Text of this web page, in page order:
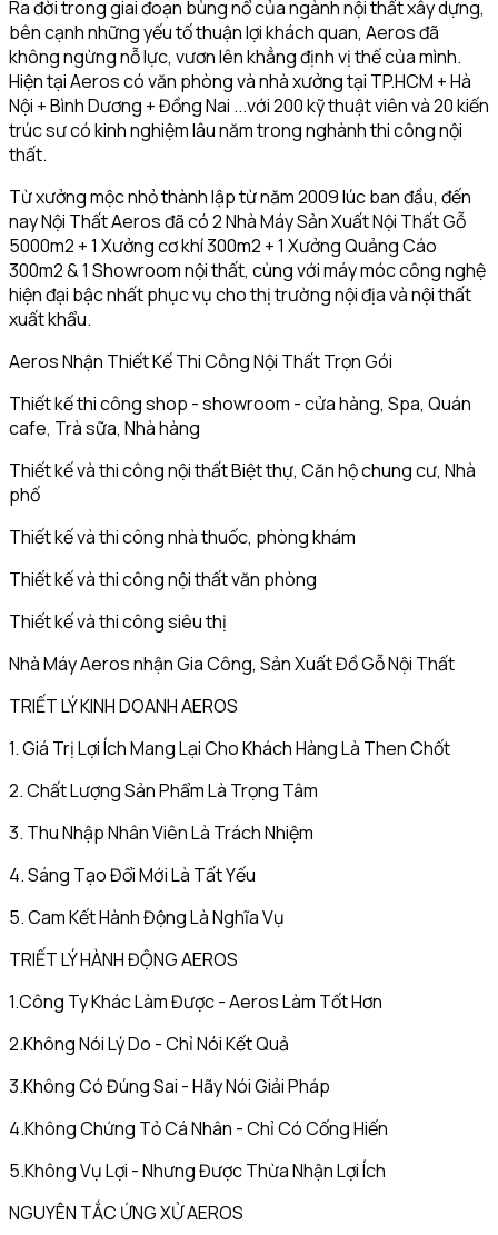
Ra đời trong giai đoạn bùng nổ của ngành nội thất xây dựng,
bên cạnh những yếu tố thuận lợi khách quan, Aeros đã
không ngừng nỗ lực, vươn lên khẳng định vị thế của mình.
Hiện tại Aeros có văn phòng và nhà xưởng tại TP.HCM + Hà
Nội + Bình Dương + Đồng Nai ...với 200 kỹ thuật viên và 20 kiến
trúc sư có kinh nghiệm lâu năm trong nghành thi công nội
thất.
Từ xưởng mộc nhỏ thành lập từ năm 2009 lúc ban đầu, đến
nay Nội Thất Aeros đã có 2 Nhà Máy Sản Xuất Nội Thất Gỗ
5000m2 + 1 Xưởng cơ khí 300m2 + 1 Xưởng Quảng Cáo
300m2 & 1 Showroom nội thất, cùng với máy móc công nghệ
hiện đại bậc nhất phục vụ cho thị trường nội địa và nội thất
xuất khẩu.
Aeros Nhận Thiết Kế Thi Công Nội Thất Trọn Gói
Thiết kế thi công shop - showroom - cửa hàng, Spa, Quán
cafe, Trà sữa, Nhà hàng
Thiết kế và thi công nội thất Biệt thự, Căn hộ chung cư, Nhà
phố
Thiết kế và thi công nhà thuốc, phòng khám
Thiết kế và thi công nội thất văn phòng
Thiết kế và thi công siêu thị
Nhà Máy Aeros nhận Gia Công, Sản Xuất Đồ Gỗ Nội Thất
TRIẾT LÝ KINH DOANH AEROS
1. Giá Trị Lợi Ích Mang Lại Cho Khách Hàng Là Then Chốt
2. Chất Lượng Sản Phẩm Là Trọng Tâm
3. Thu Nhập Nhân Viên Là Trách Nhiệm
4. Sáng Tạo Đổi Mới Là Tất Yếu
5. Cam Kết Hành Động Là Nghĩa Vụ
TRIẾT LÝ HÀNH ĐỘNG AEROS
1.Công Ty Khác Làm Được - Aeros Làm Tốt Hơn
2.Không Nói Lý Do - Chỉ Nói Kết Quả
3.Không Có Đúng Sai - Hãy Nói Giải Pháp
4.Không Chứng Tỏ Cá Nhân - Chỉ Có Cống Hiến
5.Không Vụ Lợi - Nhưng Được Thừa Nhận Lợi Ích
NGUYÊN TẮC ỨNG XỬ AEROS